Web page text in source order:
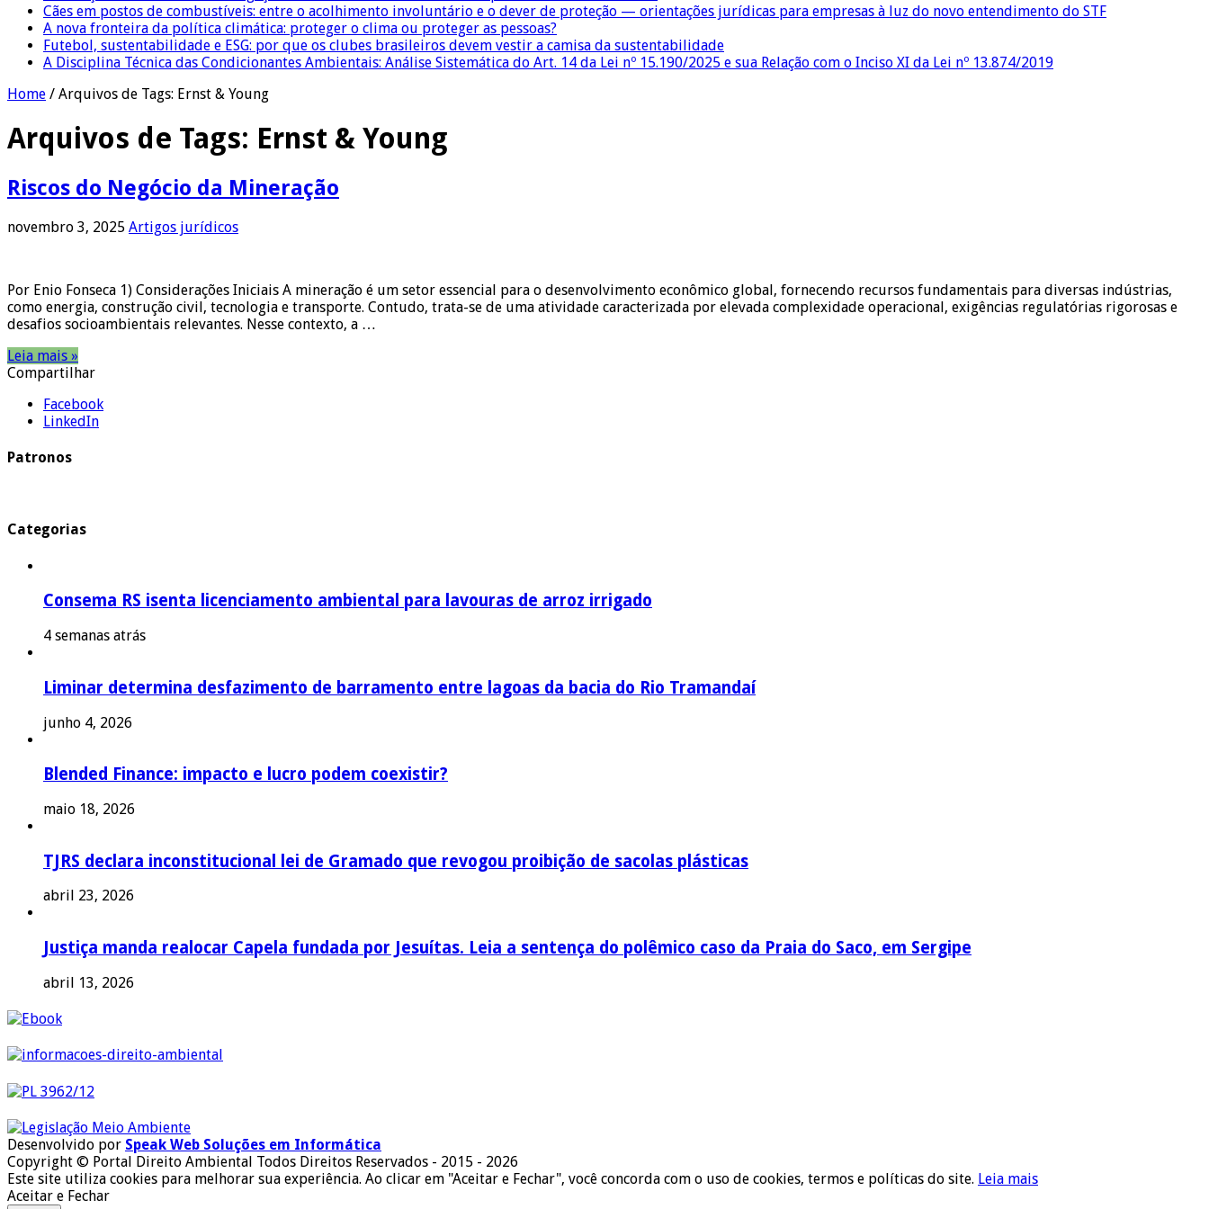
Cães em postos de combustíveis: entre o acolhimento involuntário e o dever de proteção — orientações jurídicas para empresas à luz do novo entendimento do STF
A nova fronteira da política climática: proteger o clima ou proteger as pessoas?
Futebol, sustentabilidade e ESG: por que os clubes brasileiros devem vestir a camisa da sustentabilidade
A Disciplina Técnica das Condicionantes Ambientais: Análise Sistemática do Art. 14 da Lei nº 15.190/2025 e sua Relação com o Inciso XI da Lei nº 13.874/2019
Home / Arquivos de Tags: Ernst & Young
Arquivos de Tags: Ernst & Young
Riscos do Negócio da Mineração
novembro 3, 2025 Artigos jurídicos
Por Enio Fonseca 1) Considerações Iniciais A mineração é um setor essencial para o desenvolvimento econômico global, fornecendo recursos fundamentais para diversas indústrias,
como energia, construção civil, tecnologia e transporte. Contudo, trata-se de uma atividade caracterizada por elevada complexidade operacional, exigências regulatórias rigorosas e
desafios socioambientais relevantes. Nesse contexto, a …
Leia mais »
Compartilhar
Facebook
LinkedIn
Patronos
Categorias
Consema RS isenta licenciamento ambiental para lavouras de arroz irrigado
4 semanas atrás
Liminar determina desfazimento de barramento entre lagoas da bacia do Rio Tramandaí
junho 4, 2026
Blended Finance: impacto e lucro podem coexistir?
maio 18, 2026
TJRS declara inconstitucional lei de Gramado que revogou proibição de sacolas plásticas
abril 23, 2026
Justiça manda realocar Capela fundada por Jesuítas. Leia a sentença do polêmico caso da Praia do Saco, em Sergipe
abril 13, 2026
Desenvolvido por Speak Web Soluções em Informática
Copyright © Portal Direito Ambiental Todos Direitos Reservados - 2015 - 2026
Este site utiliza cookies para melhorar sua experiência. Ao clicar em "Aceitar e Fechar", você concorda com o uso de cookies, termos e políticas do site. Leia mais
Aceitar e Fechar